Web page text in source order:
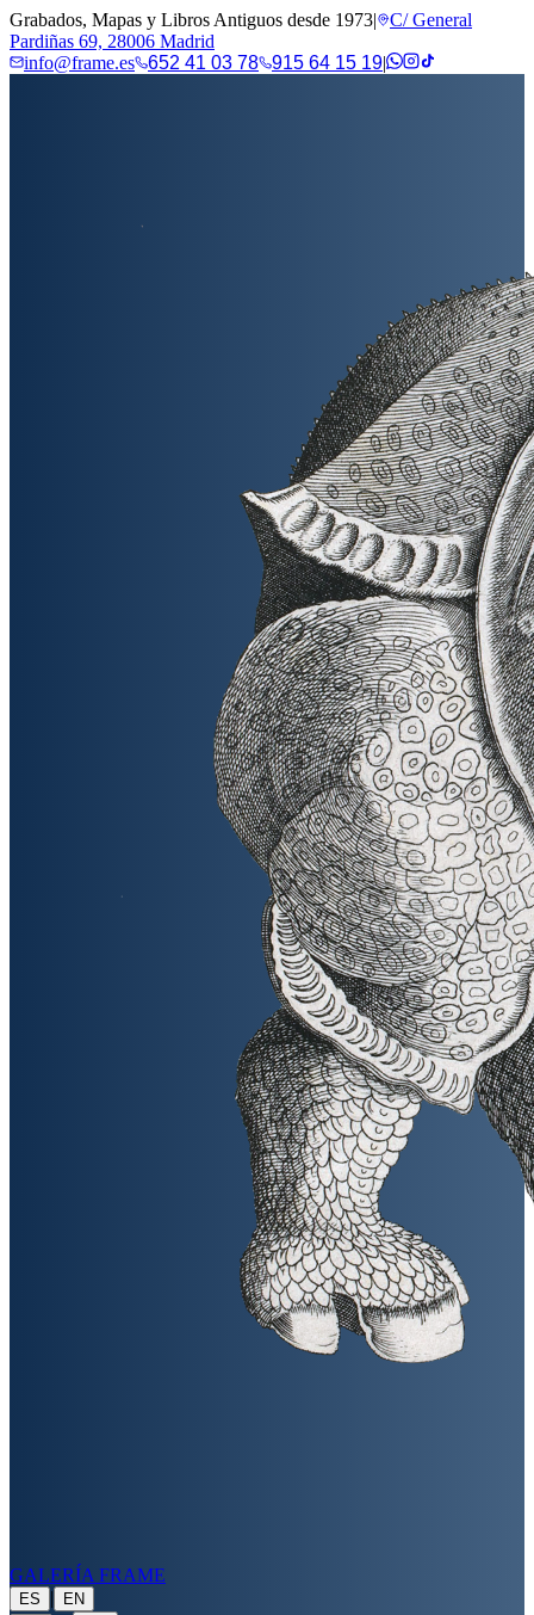
Grabados, Mapas y Libros Antiguos desde 1973|
C/ General
Pardiñas 69, 28006 Madrid
info@frame.es
652 41 03 78 915 64 15 19|
GALERÍA FRAME
ES | EN